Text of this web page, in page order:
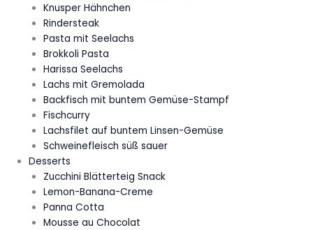
Knusper Hähnchen
Rindersteak
Pasta mit Seelachs
Brokkoli Pasta
Harissa Seelachs
Lachs mit Gremolada
Backfisch mit buntem Gemüse-Stampf
Fischcurry
Lachsfilet auf buntem Linsen-Gemüse
Schweinefleisch süß sauer
Desserts
Zucchini Blätterteig Snack
Lemon-Banana-Creme
Panna Cotta
Mousse au Chocolat